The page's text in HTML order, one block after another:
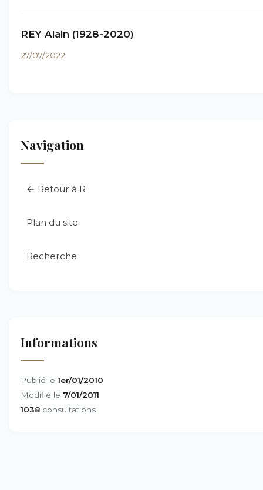
REY Alain (1928-2020)
27/07/2022
Navigation
← Retour à R
Plan du site
Recherche
Informations
Publié le 1er/01/2010
Modifié le 7/01/2011
1038 consultations